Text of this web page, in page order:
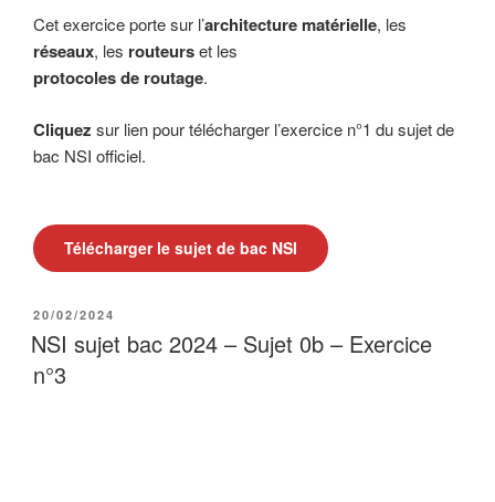
Cet exercice porte sur l’architecture matérielle, les
réseaux, les routeurset les
protocoles de routage.
Cliquez sur lien pour télécharger l’exercice n°1 du sujet de
bac NSI officiel.
Télécharger le sujet de bac NSI
PUBLIÉ
LE
20/02/2024
NSI sujet bac 2024 – Sujet 0b – Exercice
n°3